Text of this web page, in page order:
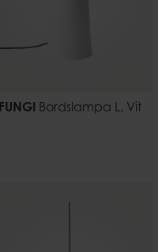
FUNGI Bordslampa L, Vit